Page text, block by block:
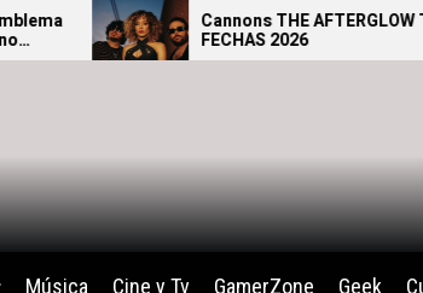
Cannons THE AFTERGLOW TOUR –
FECHAS 2026
Música Cine y Tv GamerZone Geek